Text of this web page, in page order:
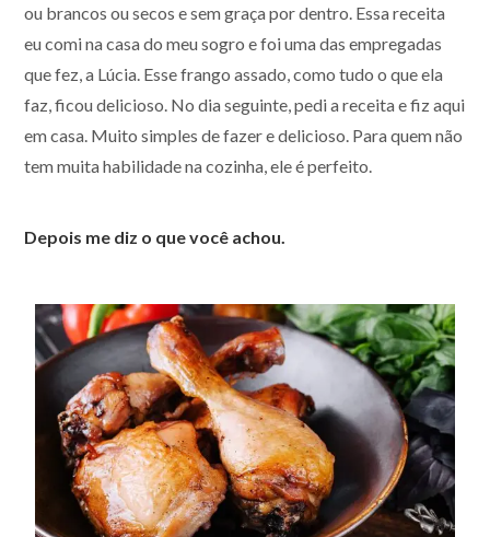
ou brancos ou secos e sem graça por dentro. Essa receita
eu comi na casa do meu sogro e foi uma das empregadas
que fez, a Lúcia. Esse frango assado, como tudo o que ela
faz, ficou delicioso. No dia seguinte, pedi a receita e fiz aqui
em casa. Muito simples de fazer e delicioso. Para quem não
tem muita habilidade na cozinha, ele é perfeito.
Depois me diz o que você achou.